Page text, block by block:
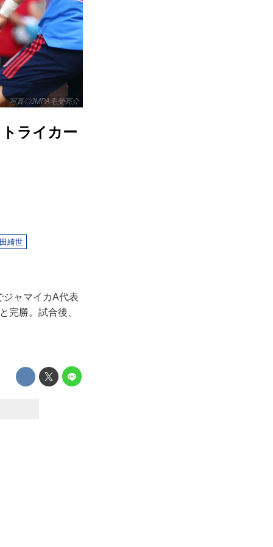
写真◎JMPA毛受亮介
ライカー
田綺世
ャマイカA代表
完勝。試合後、